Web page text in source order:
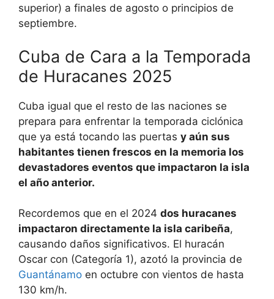
superior) a finales de agosto o principios de
septiembre.
Cuba de Cara a la Temporada
de Huracanes 2025
Cuba igual que el resto de las naciones se
prepara para enfrentar la temporada ciclónica
que ya está tocando las puertas y aún sus
habitantes tienen frescos en la memoria los
devastadores eventos que impactaron la isla
el año anterior.
Recordemos que en el 2024 dos huracanes
impactaron directamente la isla caribeña,
causando daños significativos. El huracán
Oscar con (Categoría 1), azotó la provincia de
Guantánamo en octubre con vientos de hasta
130 km/h.